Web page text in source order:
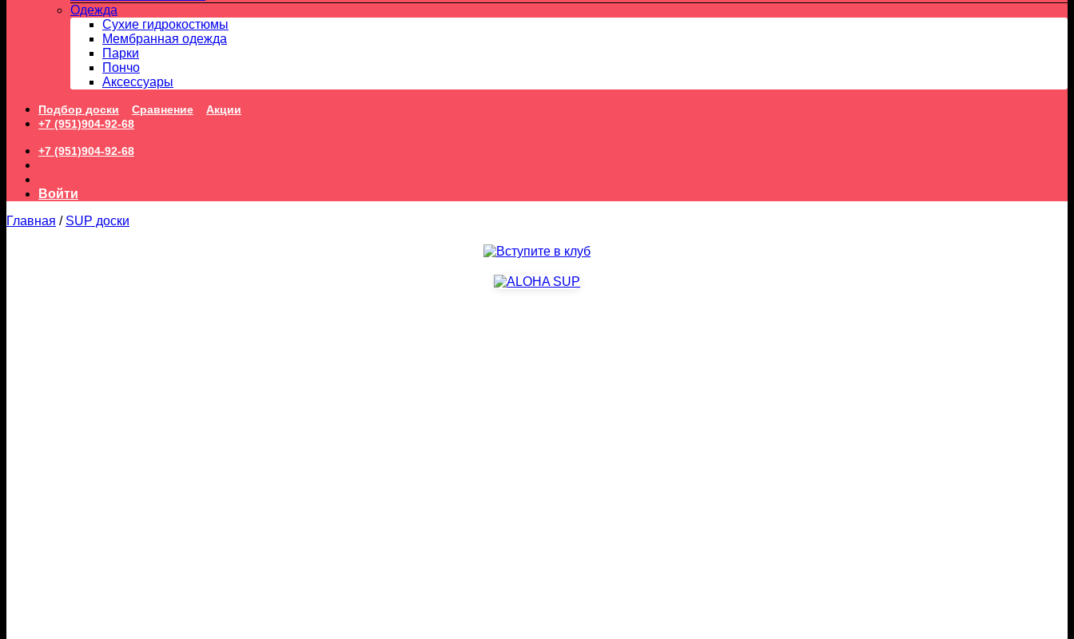
Одежда
Сухие гидрокостюмы
Мембранная одежда
Парки
Пончо
Аксессуары
Подбор доски Сравнение
Акции
+7 (951)904-92-68
+7 (951)904-92-68
Войти
Главная / SUP доски